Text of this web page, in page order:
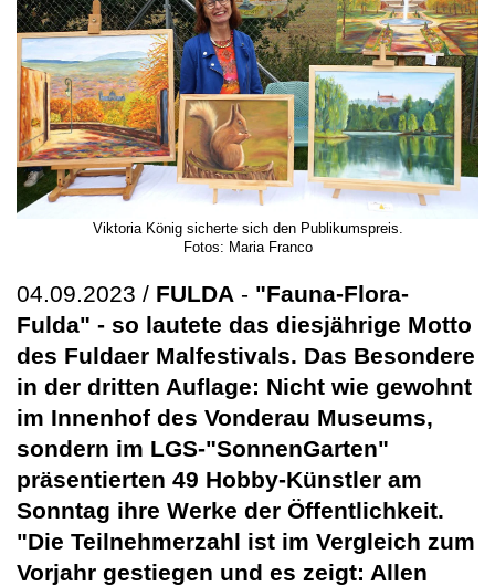
Viktoria König sicherte sich den Publikumspreis.
Fotos: Maria Franco
04.09.2023 / FULDA - "Fauna-Flora-
Fulda" - so lautete das diesjährige Motto
des Fuldaer Malfestivals. Das Besondere
in der dritten Auflage: Nicht wie gewohnt
im Innenhof des Vonderau Museums,
sondern im LGS-"SonnenGarten"
präsentierten 49 Hobby-Künstler am
Sonntag ihre Werke der Öffentlichkeit.
"Die Teilnehmerzahl ist im Vergleich zum
Vorjahr gestiegen und es zeigt: Allen